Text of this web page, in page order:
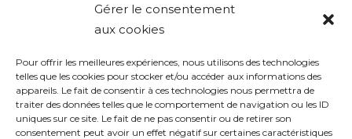
Gérer le consentement
aux cookies
Pour offrir les meilleures expériences, nous utilisons des technologies
telles que les cookies pour stocker et/ou accéder aux informations des
appareils. Le fait de consentir à ces technologies nous permettra de
traiter des données telles que le comportement de navigation ou les ID
uniques sur ce site. Le fait de ne pas consentir ou de retirer son
consentement peut avoir un effet négatif sur certaines caractéristiques
Pour ne rien manquer de nos dernières offres d'emploi
ou nos prochains événements ou réunions
aurez aussi l'occasion de découvrir des parcours de
salariés permanents ou saisonniers !